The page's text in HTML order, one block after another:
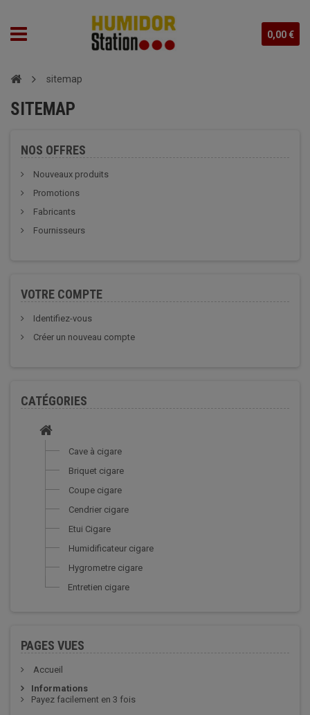
0,00 €
sitemap
SITEMAP
NOS OFFRES
Nouveaux produits
Promotions
Fabricants
Fournisseurs
VOTRE COMPTE
Identifiez-vous
Créer un nouveau compte
CATÉGORIES
Cave à cigare
Briquet cigare
Coupe cigare
Cendrier cigare
Etui Cigare
Humidificateur cigare
Hygrometre cigare
Entretien cigare
PAGES VUES
Accueil
Informations
Payez facilement en 3 fois